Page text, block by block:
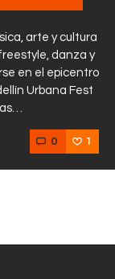
arte y cultura
danza y
en el epicentro
Urbana Fest
0 1